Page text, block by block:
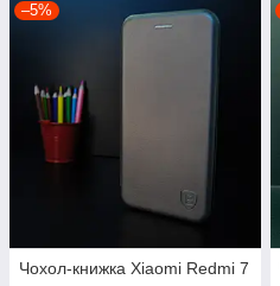
–5%
Чохол-книжка Xiaomi Redmi 7